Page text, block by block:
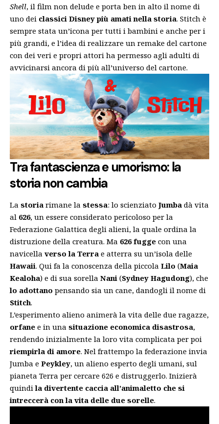
Shell, il film non delude e porta ben in alto il nome di
uno dei classici Disney più amati nella storia. Stitch è
sempre stata un’icona per tutti i bambini e anche per i
più grandi, e l’idea di realizzare un remake del cartone
con dei veri e propri attori ha permesso agli adulti di
avvicinarsi ancora di più all’universo del cartone.
Tra fantascienza e umorismo: la
storia non cambia
La storia rimane la stessa: lo scienziato Jumba dà vita
al 626, un essere considerato pericoloso per la
Federazione Galattica degli alieni, la quale ordina la
distruzione della creatura. Ma 626 fugge con una
navicella verso la Terra e atterra su un’isola delle
Hawaii. Qui fa la conoscenza della piccola Lilo (Maia
Kealoha) e di sua sorella Nani (Sydney Hagudong), che
lo adottano pensando sia un cane, dandogli il nome di
Stitch.
L’esperimento alieno animerà la vita delle due ragazze,
orfane e in una situazione economica disastrosa,
rendendo inizialmente la loro vita complicata per poi
riempirla di amore. Nel frattempo la federazione invia
Jumba e Peykley, un alieno esperto degli umani, sul
pianeta Terra per cercare 626 e distruggerlo. Inizierà
quindila divertente caccia all’animaletto che si
intreccerà con la vita delle due sorelle.